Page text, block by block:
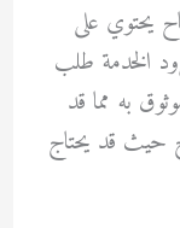
يحتوي على
الخدمة طلب
به مما قد
حيث قد يحتاج